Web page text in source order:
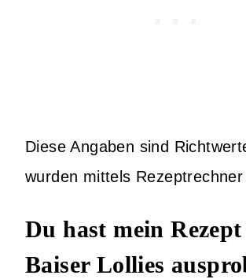
Diese Angaben sind
wurden mittels
Du hast mein Rezept
Baiser Lollies